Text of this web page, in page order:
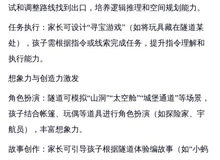
试和调整路线找到出口，培养逻辑推理和空间规划能力。
任务执行：家长可设计“寻宝游戏”（如将玩具藏在隧道某
处），孩子需根据指令或线索完成任务，提升指令理解和
执行能力。
想象力与创造力激发
角色扮演：隧道可模拟“山洞”“太空舱”“城堡通道”等场景，
孩子结合帐篷、玩偶等道具进行角色扮演（如探险家、宇
航员），丰富想象力。
故事创作：家长可引导孩子根据隧道体验编故事（如“小蚂